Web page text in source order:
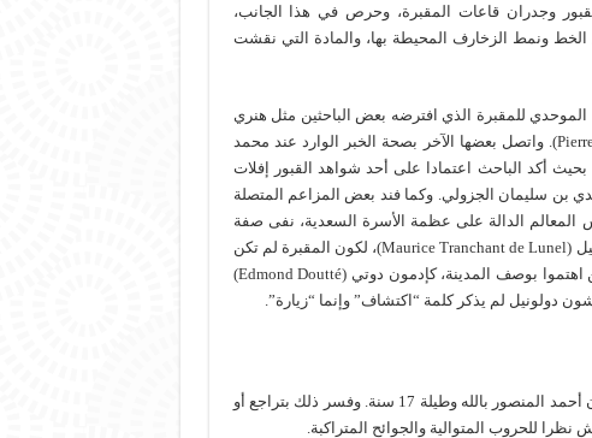
وجدران قاعات المقبرة، وحرص في هذا الجانب،
الخط ونمط الزخارف المحيطة بها، والمادة التي نقشت
للمقبرة الذي افترضه بعض الباحثين مثل هنري
دوكاستر (Henry de Castries) وبيير دو سينيفال (Pierre de Cenival). واتصل بعضها الآخر بصحة الخبر الوارد عند محمد
أكد الباحث اعتمادا على أحد شواهد القبور إفلات
بن سليمان الجزولي. وكما فند بعض المزاعم المتصلة
الدالة على عظمة الأسرة السعدية، نفى صفة
“الاكتشاف” المنسوبة سنة 1917 إلى موريس ترونشون دولونيل (Maurice Tranchant de Lunel)، لكون المقبرة لم تكن
مجهولة لدى المراكشيين والإخباريين المغاربة والأوربيين الذين اهتموا بوصف المدينة، كإدمون دوتي (Edmond Doutté)
توقف استعمال الرخام في شواهد القبور منذ دفن السلطان أحمد المنصور بالله وطيلة 17 سنة. وفسر ذلك بتراجع أو
للحروب المتوالية والجوائح المتراكبة.